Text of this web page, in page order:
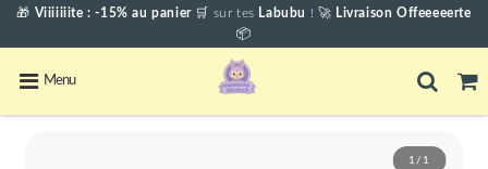
🎁 Viiiiiiite : -15% au panier 🛒 sur tes Labubu ! 🚀 Livraison Offeeeeerte
📦
Menu
1/1